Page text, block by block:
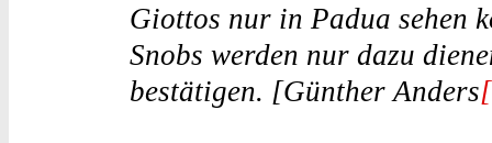
Giottos nur in Padua sehen
Snobs werden nur dazu
bestätigen. [Günther Anders